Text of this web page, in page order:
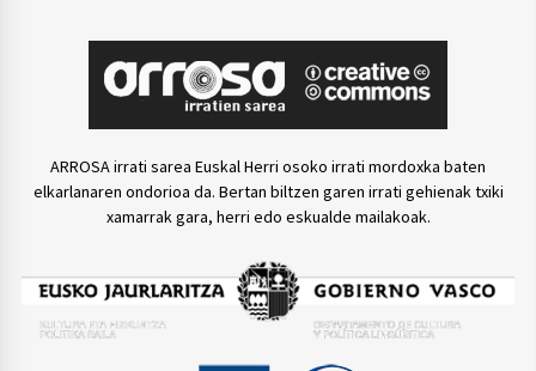
ARROSA irrati sarea Euskal Herri osoko irrati mordoxka baten
elkarlanaren ondorioa da. Bertan biltzen garen irrati gehienak txiki
xamarrak gara, herri edo eskualde mailakoak.